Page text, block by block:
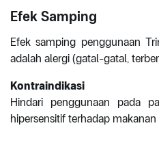
Efek Samping
Efek samping penggunaan
adalah alergi (gatal-gatal,
Kontraindikasi
Hindari penggunaan pada
hipersensitif terhadap makanan